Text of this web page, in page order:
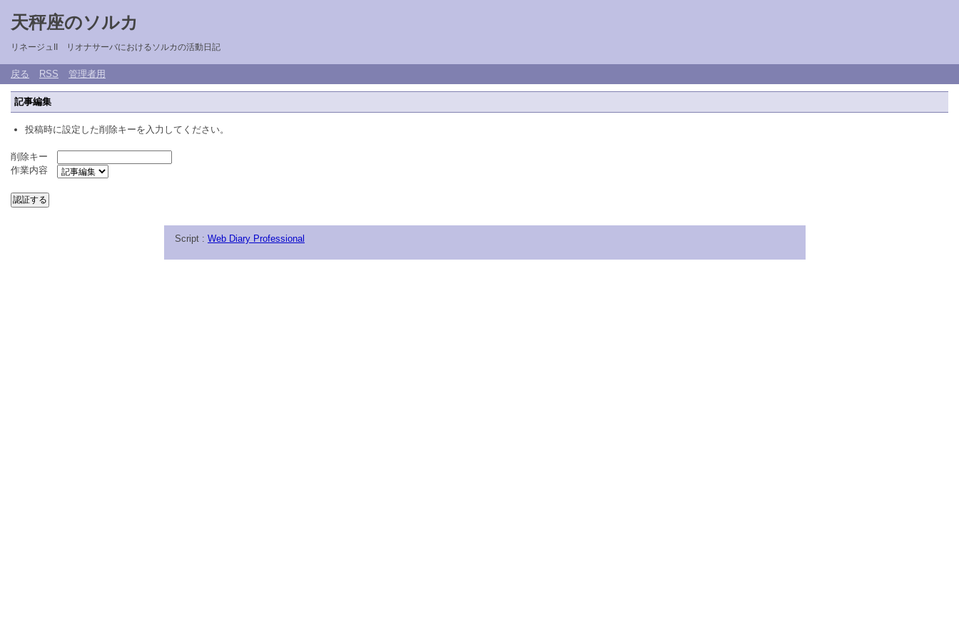
天秤座のソルカ
リネージュII リオナサーバにおけるソルカの活動日記
戻る RSS 管理者用
記事編集
投稿時に設定した削除キーを入力してください。
削除キー
作業内容
Script : Web Diary Professional